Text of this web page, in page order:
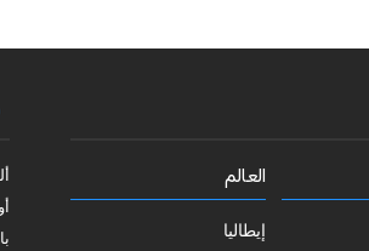
العالم
إيطاليا